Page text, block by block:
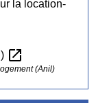
la location-
open_in_new
(Anil)